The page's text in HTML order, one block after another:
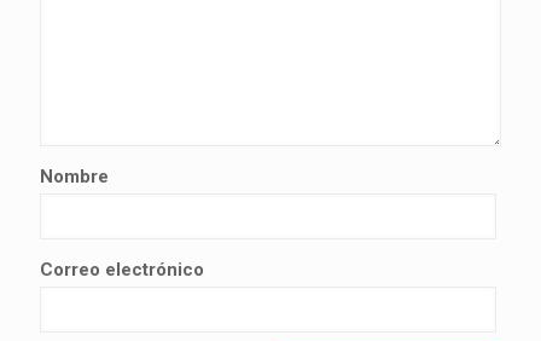
Nombre
Correo electrónico